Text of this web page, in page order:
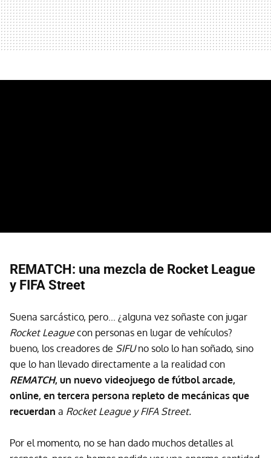
REMATCH: una mezcla de Rocket League
y FIFA Street
Suena sarcástico, pero... ¿alguna vez soñaste con jugar
Rocket Leaguecon personas en lugar de vehículos?
bueno, los creadores de SIFUno solo lo han soñado, sino
que lo han llevado directamente a la realidad con
REMATCH, un nuevo videojuego de fútbol arcade,
online, en tercera persona repleto de mecánicas que
recuerdan a Rocket League y FIFA Street.
Por el momento, no se han dado muchos detalles al